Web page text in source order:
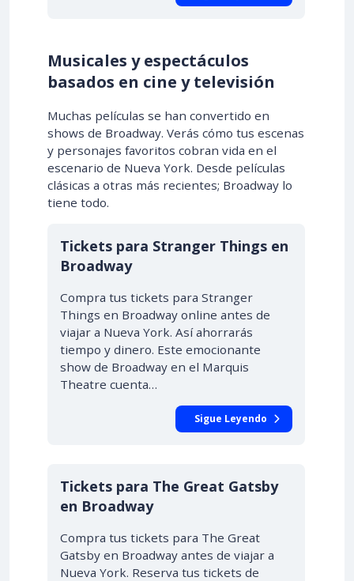
Musicales y espectáculos
basados en cine y televisión
Muchas películas se han convertido en
shows de Broadway. Verás cómo tus escenas
y personajes favoritos cobran vida en el
escenario de Nueva York. Desde películas
clásicas a otras más recientes; Broadway lo
tiene todo.
Tickets para Stranger Things en
Broadway
Compra tus tickets para Stranger
Things en Broadway online antes de
viajar a Nueva York. Así ahorrarás
tiempo y dinero. Este emocionante
show de Broadway en el Marquis
Theatre cuenta…
Sigue Leyendo
Tickets para The Great Gatsby
en Broadway
Compra tus tickets para The Great
Gatsby en Broadway antes de viajar a
Nueva York. Reserva tus tickets de